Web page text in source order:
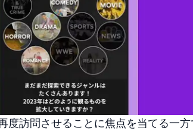
度訪問させることに焦点を当てる一